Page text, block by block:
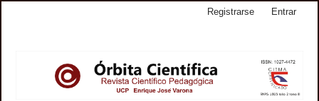
Registrarse Entrar